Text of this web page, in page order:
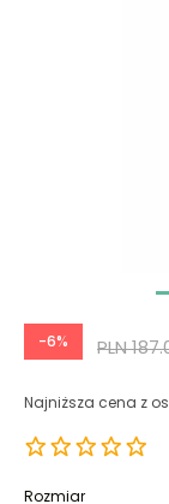
-6% PLN
Najniższa cena z
Rozmiar